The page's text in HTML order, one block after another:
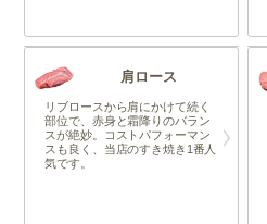
肩ロース
リブロースから肩にかけて続く
部位で、赤身と霜降りのバラン
スが絶妙。コストパフォーマン
スも良く、当店のすき焼き1番人
気です。